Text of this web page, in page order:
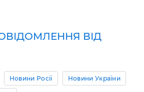
ВІД
Новини Росії Новини України